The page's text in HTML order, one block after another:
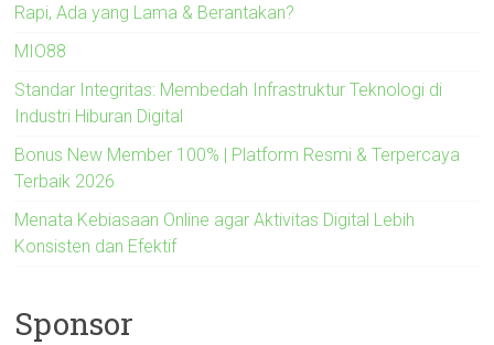
Rapi, Ada yang Lama & Berantakan?
MIO88
Standar Integritas: Membedah Infrastruktur Teknologi di
Industri Hiburan Digital
Bonus New Member 100% | Platform Resmi & Terpercaya
Terbaik 2026
Menata Kebiasaan Online agar Aktivitas Digital Lebih
Konsisten dan Efektif
Sponsor